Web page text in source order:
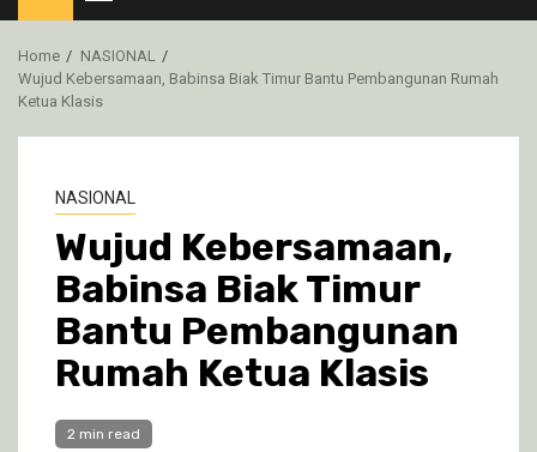
Menu
Home
NASIONAL
Wujud Kebersamaan, Babinsa Biak Timur Bantu Pembangunan Rumah
Ketua Klasis
NASIONAL
Wujud Kebersamaan,
Babinsa Biak Timur
Bantu Pembangunan
Rumah Ketua Klasis
2 min read